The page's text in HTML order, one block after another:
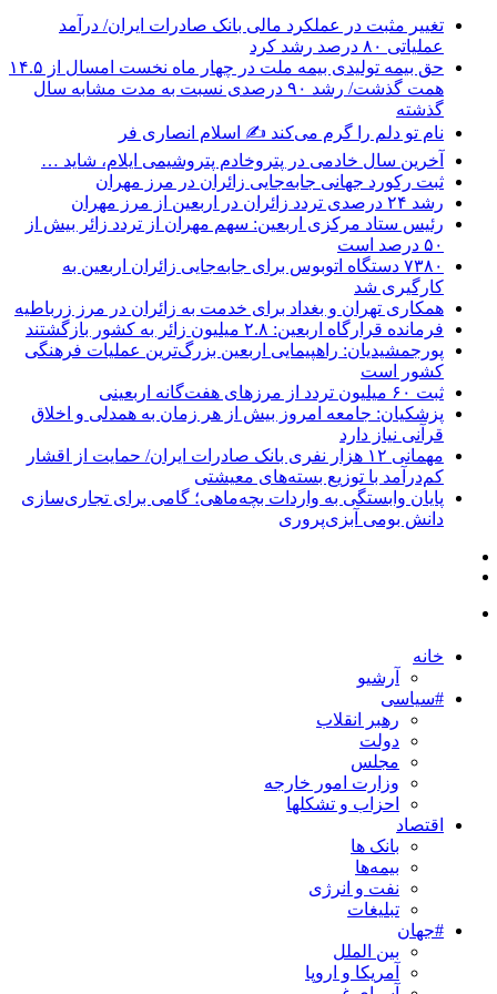
تغییر مثبت در عملکرد مالی بانک صادرات ایران/ درآمد
عملیاتی ۸۰ درصد رشد کرد
حق بیمه تولیدی بیمه ملت در چهار ماه نخست امسال از ۱۴.۵
همت گذشت/ رشد ۹۰ درصدی نسبت به مدت مشابه سال
گذشته
نام تو دلم را گرم می‌کند ✍️ اسلام انصاری فر
آخرین سال خادمی در پتروخادم پتروشیمی ایلام، شاید …
ثبت رکورد جهانی جابه‌جایی زائران در مرز مهران
رشد ۲۴ درصدی تردد زائران در اربعین از مرز مهران
رئیس ستاد مرکزی اربعین: سهم مهران از تردد زائر بیش از
۵۰ درصد است
۷۳۸۰ دستگاه اتوبوس برای جابه‌جایی زائران اربعین به‌
کارگیری شد
همکاری تهران و بغداد برای خدمت به زائران در مرز زرباطیه
فرمانده قرارگاه اربعین: ۲.۸ میلیون زائر به کشور بازگشتند
پورجمشیدیان: راهپیمایی اربعین بزرگ‌ترین عملیات فرهنگی
کشور است
ثبت ۶۰ میلیون تردد از مرزهای هفت‌گانه اربعینی
پزشکیان: جامعه امروز بیش از هر زمان به همدلی و اخلاق
قرآنی نیاز دارد
مهمانی ۱۲ هزار نفری بانک صادرات ایران/ حمایت از اقشار
کم‌درآمد با توزیع بسته‌های معیشتی
پایان وابستگی به واردات بچه‌ماهی؛ گامی برای تجاری‌سازی
دانش بومی آبزی‌پروری
خانه
آرشیو
#سیاسی
رهبر انقلاب
دولت
مجلس
وزارت امور خارجه
احزاب و تشکلها
اقتصاد
بانک ها
بیمه‌ها
نفت و انرژی
تبلیغات
#جهان
بین الملل
آمریکا و اروپا